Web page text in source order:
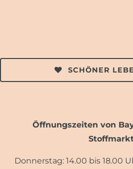
SCHÖNER
Öffnungszeiten von
Donnerstag: 14.00 bis 18.00